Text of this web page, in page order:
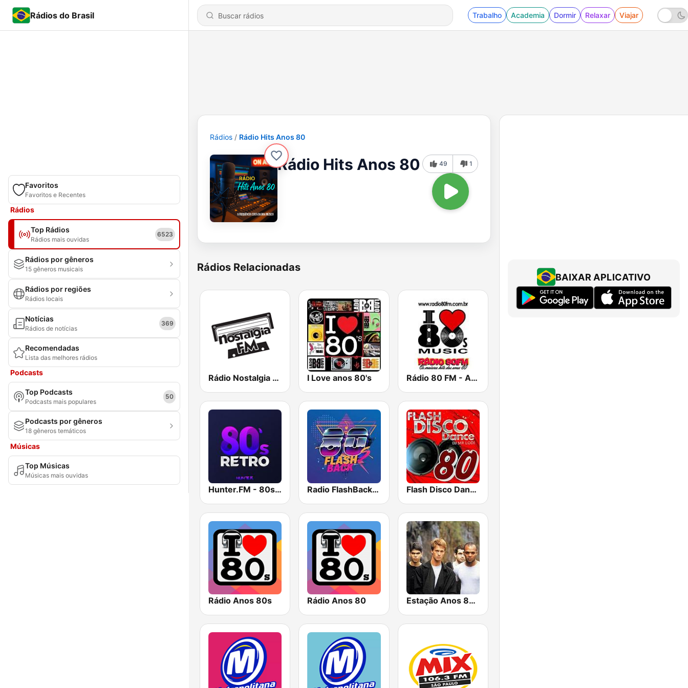
Rádios do Brasil Trabalho Academia Dormir Relaxar Viajar
Favoritos
Favoritos e Recentes
Rádios
Top Rádios
Rádios mais ouvidas
6523
Rádios por gêneros
15 gêneros musicais
Rádios por regiões
Rádios locais
Notícias
Rádios de notícias
369
Recomendadas
Lista das melhores rádios
Podcasts
Top Podcasts
Podcasts mais populares
50
Podcasts por gêneros
18 gêneros temáticos
Músicas
Top Músicas
Músicas mais ouvidas
Rádios Rádio Hits Anos 80
Rádio Hits Anos 80 49 1
Rádios Relacionadas
Rádio Nostalgia FM - As músicas que deixaram saudade - anos 70, 80 e 90 I Love anos 80's Rádio 80 FM - Anos 80
Hunter.FM - 80s Retro Radio FlashBack 80 Flash Disco Dance - 80
Rádio Anos 80s Rádio Anos 80 Estação Anos 80 Web Rádio FM
BAIXAR APLICATIVO